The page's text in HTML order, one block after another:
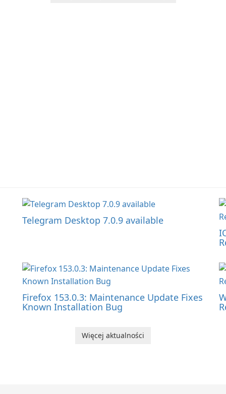
Telegram Desktop 7.0.9 available
Firefox 153.0.3: Maintenance Update Fixes
Known Installation Bug
Więcej aktualności